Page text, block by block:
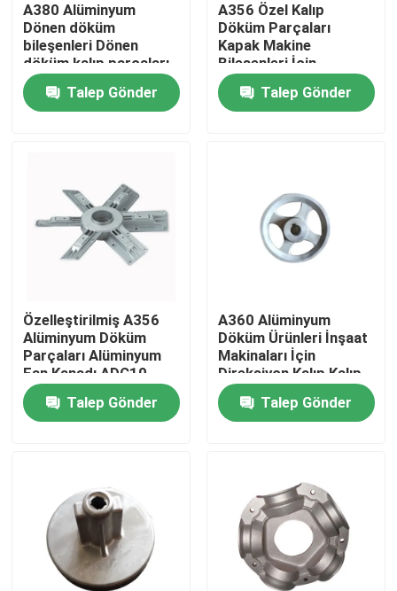
Ev
videolar
Hakkımızda
Kalite kontrol
Bize Ulaşın
Bir teklif isteği
Metal Döküm Parçalar
A380 Alüminyum
Dönen döküm
bileşenleri Dönen
döküm kalıp parçaları
pompa için impeller
Talep Gönder
A356 Özel Kalıp
Döküm Parçaları
Kapak Makine
Bileşenleri İçin
Alüminyum Döküm
ParçalarıTalep Gönder
Özelleştirilmiş A356
Alüminyum Döküm
Parçaları Alüminyum
Fan Kanadı ADC10
Talep Gönder
A360 Alüminyum
Döküm Ürünleri İnşaat
Makinaları İçin
Direksiyon Kalıp Kalıp
Parçaları
Talep Gönder